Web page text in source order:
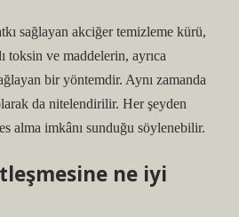
sağlayan akciğer temizleme kürü,
toksin ve maddelerin, ayrıca
bir yöntemdir. Aynı zamanda
da nitelendirilir. Her şeyden
alma imkânı sunduğu söylenebilir.
ne iyi